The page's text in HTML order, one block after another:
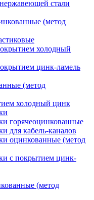
стали
(метод
холодный
цинк-ламель
(метод
холодный цинк
горячеоцинкованные
для кабель-каналов
оцинкованные (метод
с покрытием цинк-
(метод